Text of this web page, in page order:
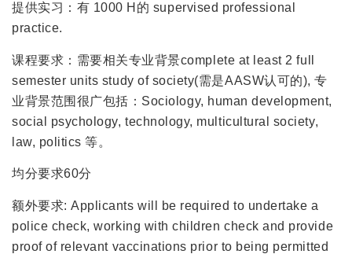
提供实习：有 1000 H的 supervised professional
practice.
课程要求：需要相关专业背景complete at least 2 full
semester units study of society(需是AASW认可的), 专
业背景范围很广包括：Sociology, human development,
social psychology, technology, multicultural society,
law, politics 等。
均分要求60分
额外要求: Applicants will be required to undertake a
police check, working with children check and provide
proof of relevant vaccinations prior to being permitted